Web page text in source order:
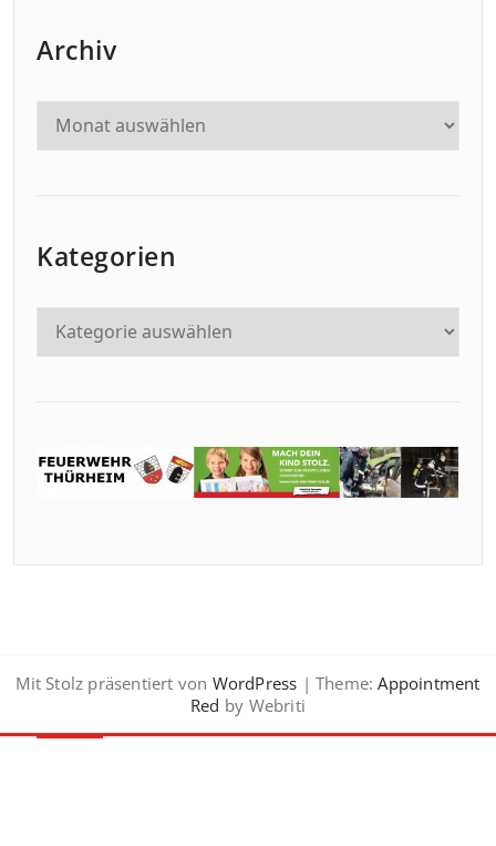
Archiv
Kategorien
Mit Stolz präsentiert von WordPress | Theme: Appointment
Red by Webriti